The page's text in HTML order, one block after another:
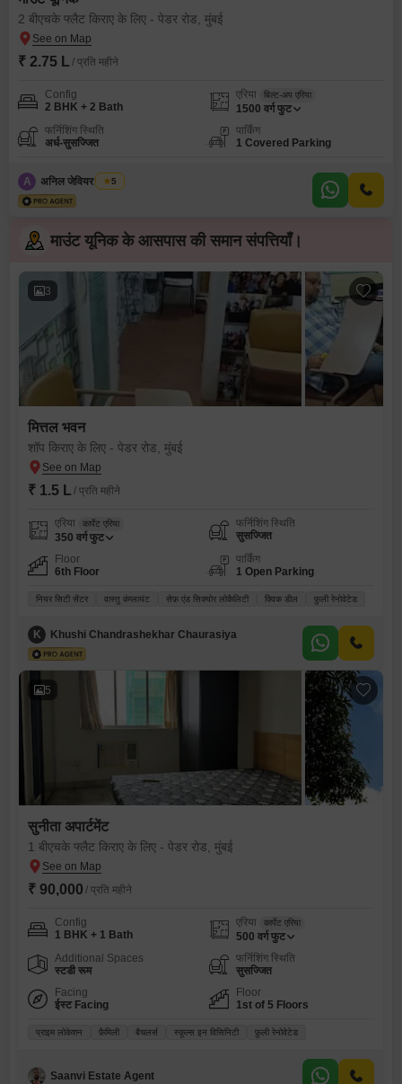
2 बीएचके फ्लैट किराए के लिए - पेडर रोड, मुंबई
₹ 2.75 L / प्रति महीने
Config
2 BHK + 2 Bath
एरिया बिल्ट-अप एरिया
1500 वर्ग फुट
फर्निशिंग स्थिति
अर्ध-सुसज्जित
पार्किंग
1 Covered Parking
A अनिल जेवियर कोरडेरो
5
माउंट यूनिक के आसपास की समान संपत्तियाँ।
3
मित्तल भवन
शॉप किराए के लिए - पेडर रोड, मुंबई
₹ 1.5 L / प्रति महीने
एरिया कार्पेट एरिया
350 वर्ग फुट
फर्निशिंग स्थिति
सुसज्जित
Floor
6th Floor
पार्किंग
1 Open Parking
नियर सिटी सेंटर वास्तु कंप्लायंट सेफ़ एंड सिक्योर लोकैलिटी क्विक डील फ़ुली रेनोवेटेड
K Khushi Chandrashekhar Chaurasiya
5
सुनीता अपार्टमेंट
1 बीएचके फ्लैट किराए के लिए - पेडर रोड, मुंबई
₹ 90,000 / प्रति महीने
Config
1 BHK + 1 Bath
एरिया कार्पेट एरिया
500 वर्ग फुट
Additional Spaces
स्टडी रूम
फर्निशिंग स्थिति
सुसज्जित
Facing
ईस्ट Facing
Floor
1st of 5 Floors
प्राइम लोकेशन फ़ैमिली बैचलर्स स्कूल्स इन विसिनिटी फ़ुली रेनोवेटेड
Saanvi Estate Agent